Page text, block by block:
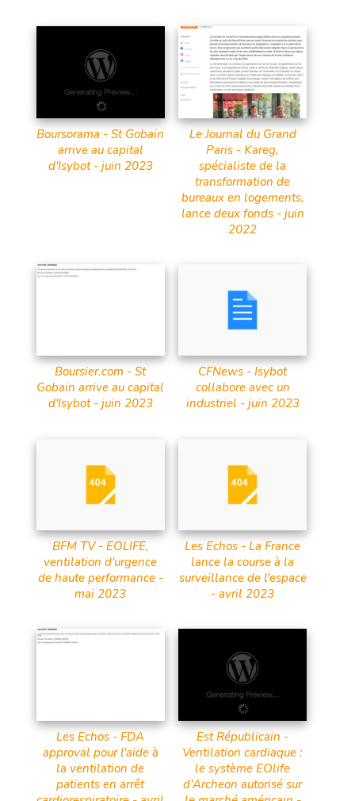
Boursorama - St Gobain
arrive au capital
d'Isybot - juin 2023
Le Journal du Grand
Paris - Kareg,
spécialiste de la
transformation de
bureaux en logements,
lance deux fonds - juin
2022
Boursier.com - St
Gobain arrive au capital
d'Isybot - juin 2023
CFNews - Isybot
collabore avec un
industriel - juin 2023
BFM TV - EOLIFE,
ventilation d'urgence
de haute performance -
mai 2023
Les Echos - La France
lance la course à la
surveillance de l'espace
- avril 2023
Les Echos - FDA
approval pour l'aide à
la ventilation de
patients en arrêt
Est Républicain -
Ventilation cardiaque :
le système EOlife
d’Archeon autorisé sur